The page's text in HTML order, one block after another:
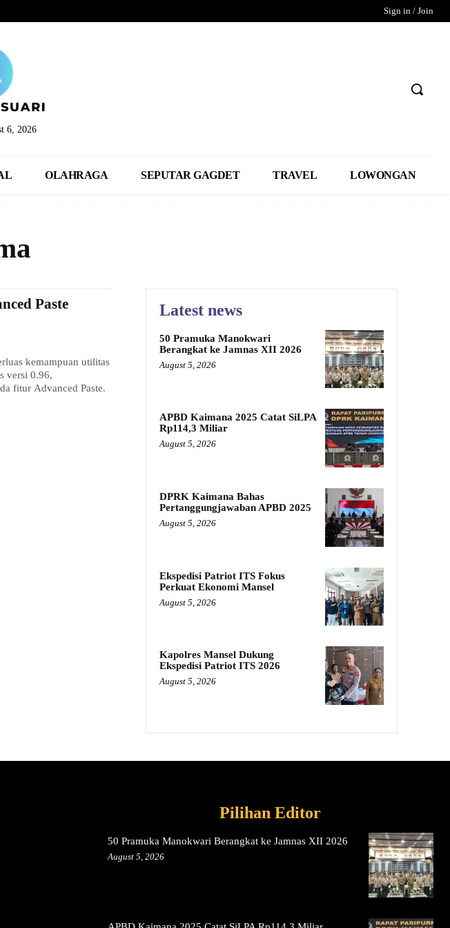
Sign in / Join
6, 2026
OLAHRAGA SEPUTAR GAGDET TRAVEL LOWONGAN
Paste
kemampuan utilitas
versi 0.96,
fitur Advanced Paste.
Latest news
50 Pramuka Manokwari
Berangkat ke Jamnas XII 2026
August 5, 2026
APBD Kaimana 2025 Catat SiLPA
Rp114,3 Miliar
August 5, 2026
DPRK Kaimana Bahas
Pertanggungjawaban APBD 2025
August 5, 2026
Ekspedisi Patriot ITS Fokus
Perkuat Ekonomi Mansel
August 5, 2026
Kapolres Mansel Dukung
Ekspedisi Patriot ITS 2026
August 5, 2026
Pilihan Editor
50 Pramuka Manokwari Berangkat ke Jamnas XII 2026
August 5, 2026